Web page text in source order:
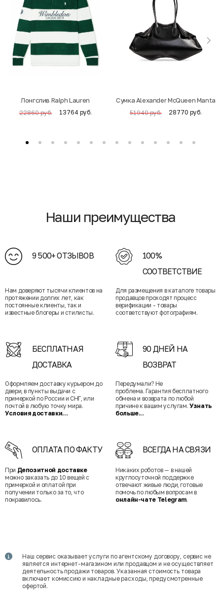
Лонгслив Ralph Lauren
22860 руб. 13764 руб.
Cумка Alexander McQueen Manta
51940 руб. 28770 руб.
Наши преимущества
9 500+ ОТЗЫВОВ
Нам доверяют тысячи клиентов на
протяжении долгих лет, как
постоянные клиенты, так и
известные блогеры и стилисты.
100%
СООТВЕТСТВИЕ
Для размещения в каталоге товары
продавцов проходят процесс
верификации - товары
соответствуют фотографиям.
БЕСПЛАТНАЯ
ДОСТАВКА
Оформляем доставку курьером до
двери, в пункты выдачи с
примеркой по России и СНГ, или
почтой в любую точку мира.
Условия доставки...
90 ДНЕЙ НА
ВОЗВРАТ
Передумали? Не
проблема. Гарантия бесплатного
обмена и возврата по любой
причине к вашим услугам. Узнать
больше...
ОПЛАТА ПО ФАКТУ
При Депозитной доставке
можно заказать до 10 вещей с
примеркой и оплатой при
получении только за то, что
понравилось.
ВСЕГДА НА СВЯЗИ
Никаких роботов — в нашей
круглосуточной поддержке
отвечают живые люди, готовые
помочь по любым вопросам в
онлайн-чате Telegram.
Наш сервис оказывает услуги по агентскому договору, сервис не
является интернет-магазином или продавцом и не осуществляет
деятельность продажи товаров. Указанная стоимость товара
включает комиссию и накладные расходы, предусмотренные
офертой.